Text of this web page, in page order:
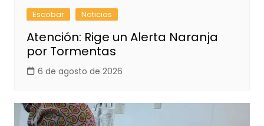
Escobar Noticias
Atención: Rige un Alerta Naranja
por Tormentas
6 de agosto de 2026